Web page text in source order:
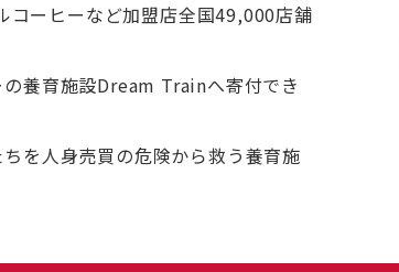
コーヒーなど加盟店全国49,000店舗
養育施設Dream Trainへ寄付でき
を人身売買の危険から救う養育施